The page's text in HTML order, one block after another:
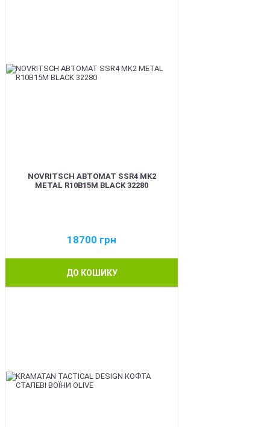
NOVRITSCH АВТОМАТ SSR4 MK2
METAL R10B15M BLACK 32280
18700 грн
ДО КОШИКУ